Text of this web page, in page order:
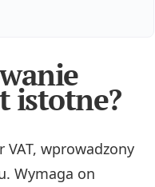
istotne?
wprowadzony
Wymaga on